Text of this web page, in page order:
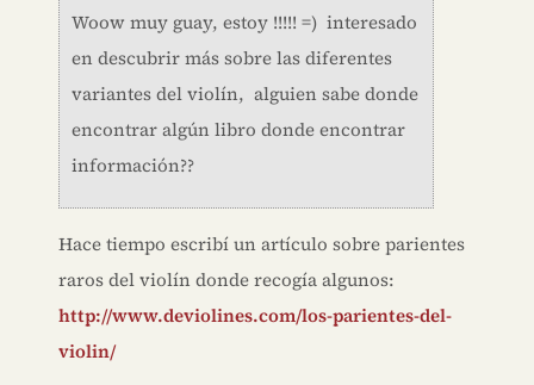
Woow muy guay, estoy !!!!! =) interesado
en descubrir más sobre las diferentes
variantes del violín, alguien sabe donde
encontrar algún libro donde encontrar
información??
Hace tiempo escribí un artículo sobre parientes
raros del violín donde recogía algunos:
http://www.deviolines.com/los-parientes-del-
violin/